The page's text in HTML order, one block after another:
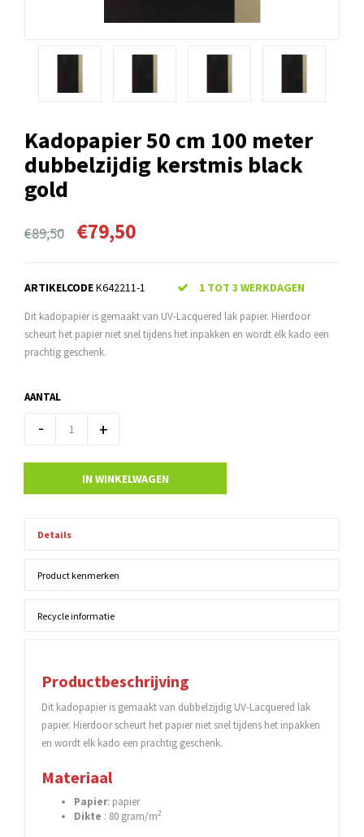
Kadopapier 50 cm 100 meter
dubbelzijdig kerstmis black
gold
€89,50 €79,50
ARTIKELCODEK642211-1 1 TOT 3 WERKDAGEN
Dit kadopapier is gemaakt van UV-Lacquered lak papier. Hierdoor
scheurt het papier niet snel tijdens het inpakken en wordt elk kado een
prachtig geschenk.
AANTAL
- +
IN WINKELWAGEN
Details
Product kenmerken
Recycle informatie
Productbeschrijving
Dit kadopapier is gemaakt van dubbelzijdig UV-Lacquered lak
papier. Hierdoor scheurt het papier niet snel tijdens het inpakken
en wordt elk kado een prachtig geschenk.
Materiaal
Papier: papier
Dikte : 80 gram/m2